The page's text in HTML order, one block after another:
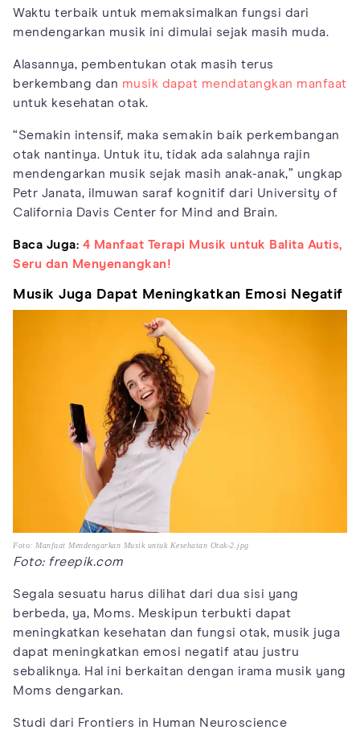
Waktu terbaik untuk memaksimalkan fungsi dari
mendengarkan musik ini dimulai sejak masih muda.
Alasannya, pembentukan otak masih terus
berkembang dan musik dapat mendatangkan manfaat
untuk kesehatan otak.
“Semakin intensif, maka semakin baik perkembangan
otak nantinya. Untuk itu, tidak ada salahnya rajin
mendengarkan musik sejak masih anak-anak,” ungkap
Petr Janata, ilmuwan saraf kognitif dari University of
California Davis Center for Mind and Brain.
Baca Juga: 4 Manfaat Terapi Musik untuk Balita Autis,
Seru dan Menyenangkan!
Musik Juga Dapat Meningkatkan Emosi Negatif
Foto: Manfaat Mendengarkan Musik untuk Kesehatan Otak-2.jpg
Foto: freepik.com
Segala sesuatu harus dilihat dari dua sisi yang
berbeda, ya, Moms. Meskipun terbukti dapat
meningkatkan kesehatan dan fungsi otak, musik juga
dapat meningkatkan emosi negatif atau justru
sebaliknya. Hal ini berkaitan dengan irama musik yang
Moms dengarkan.
Studi dari Frontiers in Human Neuroscience